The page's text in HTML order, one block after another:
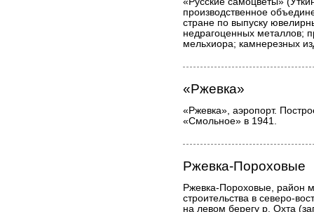
производственное
стране по выпуску
недрагоценных металлов;
мельхиора; камнерезных
«Ржевка»
«Ржевка», аэропорт.
«Смольное» в 1941.
Ржевка-Пороховые
Ржевка-Пороховые, район
строительства в северо-
на левом берегу р. Охта